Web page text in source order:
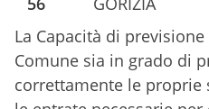
La Capacità di
Comune sia in grado di
correttamente le proprie